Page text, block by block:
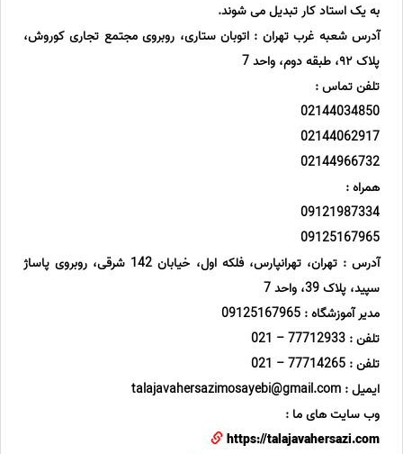
به یک استاد کار تبدیل می شوند.
آدرس شعبه غرب تهران : اتوبان ستاری، روبروى مجتمع تجاری کوروش،
پلاک ٩٢، طبقه دوم، واحد 7
تلفن تماس :
02144034850
02144062917
02144966732
همراه :
09121987334
09125167965
آدرس : تهران، تهرانپارس، فلکه اول، خیابان 142 شرقی، روبروی پاساژ
سپید، پلاک 39، واحد 7
مدیر آموزشگاه : 09125167965
تلفن : 77712933 – 021
تلفن : 77714265 – 021
ایمیل : talajavahersazimosayebi@gmail.com
وب سایت های ما :
https://talajavahersazi.com